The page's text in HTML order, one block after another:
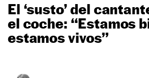
El ‘susto’ del
el coche: “Estamos
estamos vivos”